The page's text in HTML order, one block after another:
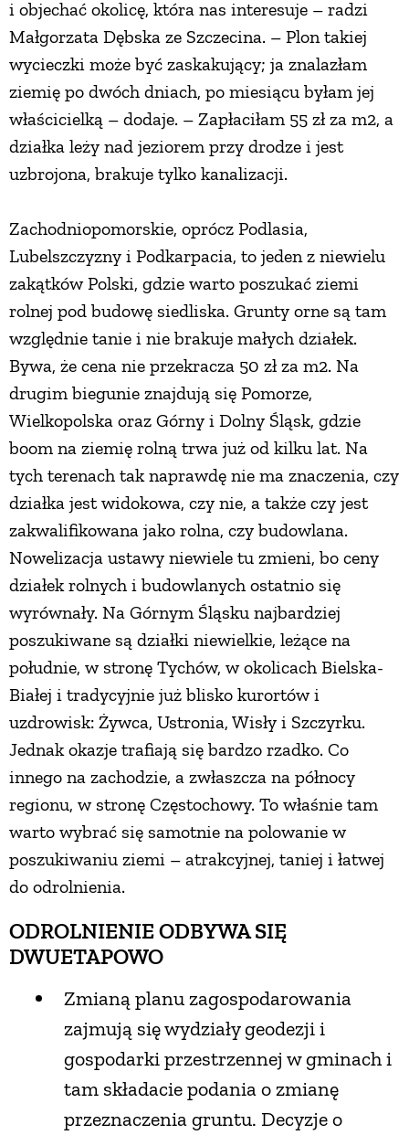
i objechać okolicę, która nas interesuje – radzi
Małgorzata Dębska ze Szczecina. – Plon takiej
wycieczki może być zaskakujący; ja znalazłam
ziemię po dwóch dniach, po miesiącu byłam jej
właścicielką – dodaje. – Zapłaciłam 55 zł za m2, a
działka leży nad jeziorem przy drodze i jest
uzbrojona, brakuje tylko kanalizacji.
Zachodniopomorskie, oprócz Podlasia,
Lubelszczyzny i Podkarpacia, to jeden z niewielu
zakątków Polski, gdzie warto poszukać ziemi
rolnej pod budowę siedliska. Grunty orne są tam
względnie tanie i nie brakuje małych działek.
Bywa, że cena nie przekracza 50 zł za m2. Na
drugim biegunie znajdują się Pomorze,
Wielkopolska oraz Górny i Dolny Śląsk, gdzie
boom na ziemię rolną trwa już od kilku lat. Na
tych terenach tak naprawdę nie ma znaczenia, czy
działka jest widokowa, czy nie, a także czy jest
zakwalifikowana jako rolna, czy budowlana.
Nowelizacja ustawy niewiele tu zmieni, bo ceny
działek rolnych i budowlanych ostatnio się
wyrównały. Na Górnym Śląsku najbardziej
poszukiwane są działki niewielkie, leżące na
południe, w stronę Tychów, w okolicach Bielska-
Białej i tradycyjnie już blisko kurortów i
uzdrowisk: Żywca, Ustronia, Wisły i Szczyrku.
Jednak okazje trafiają się bardzo rzadko. Co
innego na zachodzie, a zwłaszcza na północy
regionu, w stronę Częstochowy. To właśnie tam
warto wybrać się samotnie na polowanie w
poszukiwaniu ziemi – atrakcyjnej, taniej i łatwej
do odrolnienia.
ODROLNIENIE ODBYWA SIĘ
DWUETAPOWO
Zmianą planu zagospodarowania
zajmują się wydziały geodezji i
gospodarki przestrzennej w gminach i
tam składacie podania o zmianę
przeznaczenia gruntu. Decyzje o